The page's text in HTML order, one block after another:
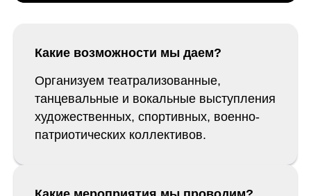
Какие возможности мы даем?
Организуем театрализованные,
танцевальные и вокальные выступления
художественных, спортивных, военно-
патриотических коллективов.